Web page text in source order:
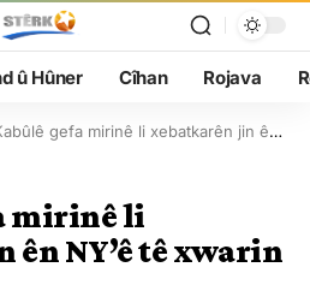
û Hûner Cîhan Rojava
gefa mirinê li xebatkarên jin ên NY’ê tê xwarin
mirinê li
ên NY’ê tê xwarin